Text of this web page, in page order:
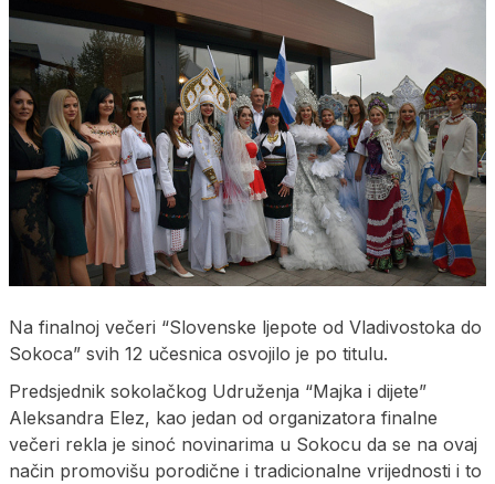
Na finalnoj večeri “Slovenske ljepote od Vladivostoka do
Sokoca” svih 12 učesnica osvojilo je po titulu.
Predsjednik sokolačkog Udruženja “Majka i dijete”
Aleksandra Elez, kao jedan od organizatora finalne
večeri rekla je sinoć novinarima u Sokocu da se na ovaj
način promovišu porodične i tradicionalne vrijednosti i to